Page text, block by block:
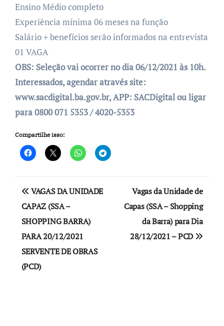
Ensino Médio completo
Experiência mínima 06 meses na função
Salário + benefícios serão informados na entrevista
01 VAGA
OBS: Seleção vai ocorrer no dia 06/12/2021 às 10h.
Interessados, agendar através site:
www.sacdigital.ba.gov.br, APP: SACDigital ou ligar
para 0800 071 5353 / 4020-5353
Compartilhe isso:
Navegação
de
Post
VAGAS DA UNIDADE
CAPAZ (SSA –
SHOPPING BARRA)
PARA 20/12/2021
SERVENTE DE OBRAS
(PCD)
Vagas da Unidade de
Capas (SSA – Shopping
da Barra) para Dia
28/12/2021 – PCD